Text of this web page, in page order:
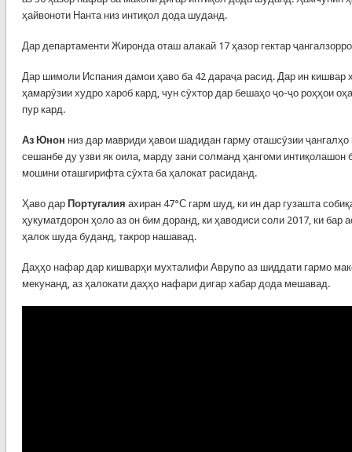
ҳайвоноти Нанта низ интиқол дода шуданд.
Дар департаменти Жиронда оташ алакай 17 ҳазор гектар
Дар шимоли Испания дамои ҳаво ба 42 дараҷа расид. Дар ин кишвар
ҳамарӯзии худро хароб кард, чун сӯхтор дар бешаҳо ҷо-ҷо роҳҳои
пур кард.
Аз Юнон низ дар мавриди ҳавои шадидан гарму оташсӯзии
сешанбе ду узви як оила, марду зани солманд ҳангоми интиқолашон
мошини оташгирифта сӯхта ба ҳалокат расиданд.
Ҳаво дар Португалия ахиран 47°С гарм шуд, ки ин дар гузашта
ҳукуматдорон ҳоло аз он бим доранд, ки ҳаводиси соли 2017, ки бар
ҳалок шуда буданд, такрор нашавад.
Даҳҳо нафар дар кишварҳи мухталифи Аврупо аз шиддати гармо
мекунанд, аз ҳалокати даҳҳо нафари дигар хабар дода мешавад.